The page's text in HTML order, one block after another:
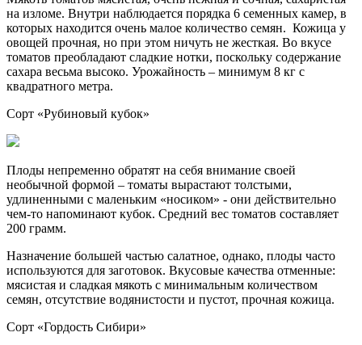
на изломе. Внутри наблюдается порядка 6 семенных камер, в
которых находится очень малое количество семян. Кожица у
овощей прочная, но при этом ничуть не жесткая. Во вкусе
томатов преобладают сладкие нотки, поскольку содержание
сахара весьма высоко. Урожайность – минимум 8 кг с
квадратного метра.
Сорт «Рубиновый кубок»
Плоды непременно обратят на себя внимание своей
необычной формой – томаты вырастают толстыми,
удлиненными с маленьким «носиком» - они действительно
чем-то напоминают кубок. Средний вес томатов составляет
200 грамм.
Назначение большей частью салатное, однако, плоды часто
используются для заготовок. Вкусовые качества отменные:
мясистая и сладкая мякоть с минимальным количеством
семян, отсутствие водянистости и пустот, прочная кожица.
Сорт «Гордость Сибири»